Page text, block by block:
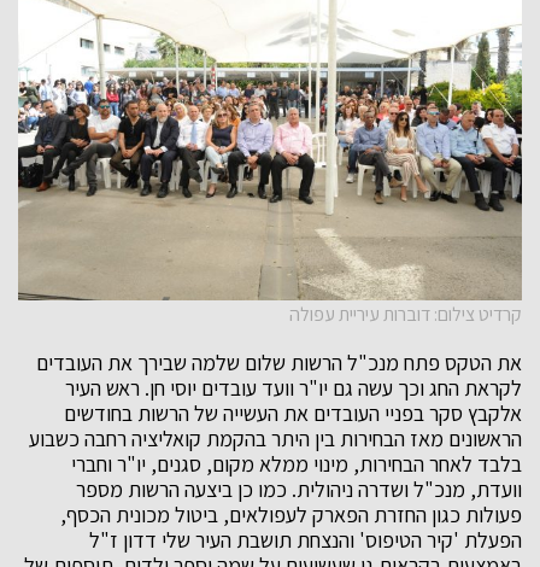
קרדיט צילום: דוברות עיריית עפולה
את הטקס פתח מנכ"ל הרשות שלום שלמה שבירך את העובדים
לקראת החג וכך עשה גם יו"ר וועד עובדים יוסי חן. ראש העיר
אלקבץ סקר בפניי העובדים את העשייה של הרשות בחודשים
הראשונים מאז הבחירות בין היתר בהקמת קואליציה רחבה כשבוע
בלבד לאחר הבחירות, מינוי ממלא מקום, סגנים, יו"ר וחברי
וועדת, מנכ"ל ושדרה ניהולית. כמו כן ביצעה הרשות מספר
פעולות כגון החזרת הפארק לעפולאים, ביטול מכונית הכסף,
הפעלת 'קיר הטיפוס' והנצחת תושבת העיר שלי דדון ז"ל